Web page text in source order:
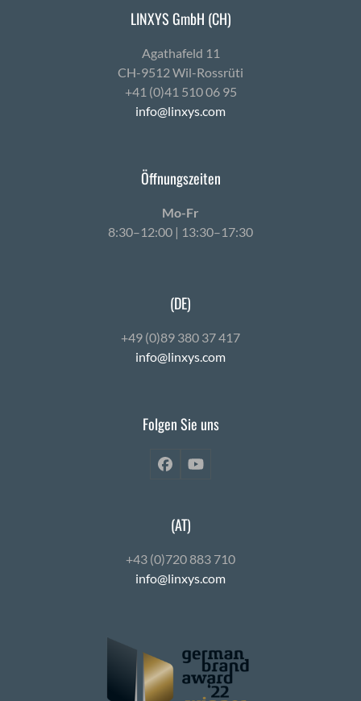
LINXYS GmbH (CH)
Agath­afeld 11
CH-9512 Wil-Ross­rüti
+41 (0)41 510 06 95
info@linxys.com
Öffnungszeiten
Mo-Fr
8:30–12:00 | 13:30–17:30
(DE)
+49 (0)89 380 37 417
info@linxys.com
Folgen Sie uns
FacebookYouTube
(AT)
+43 (0)720 883 710
info@linxys.com